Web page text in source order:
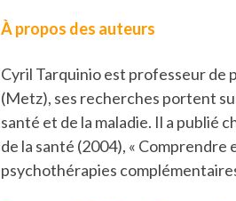
À propos des auteurs
Cyril Tarquinio est professeur de
(Metz), ses recherches portent
santé et de la maladie. Il a publié
de la santé (2004), «
psychothérapies